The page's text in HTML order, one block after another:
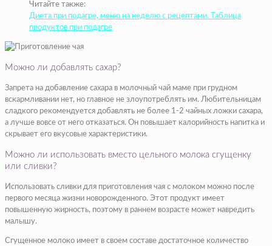
Читайте также:
Диета при подагре, меню на неделю с рецептами. Таблица
продуктов при подагре
Можно ли добавлять сахар?
Запрета на добавление сахара в молочный чай маме при грудном
вскармливании нет, но главное не злоупотреблять им. Любительницам
сладкого рекомендуется добавлять не более 1-2 чайных ложки сахара,
а лучше вовсе от него отказаться. Он повышает калорийность напитка и
скрывает его вкусовые характеристики.
Можно ли использовать вместо цельного молока сгущенку
или сливки?
Использовать сливки для приготовления чая с молоком можно после
первого месяца жизни новорожденного. Этот продукт имеет
повышенную жирность, поэтому в раннем возрасте может навредить
малышу.
Сгущенное молоко имеет в своем составе достаточное количество